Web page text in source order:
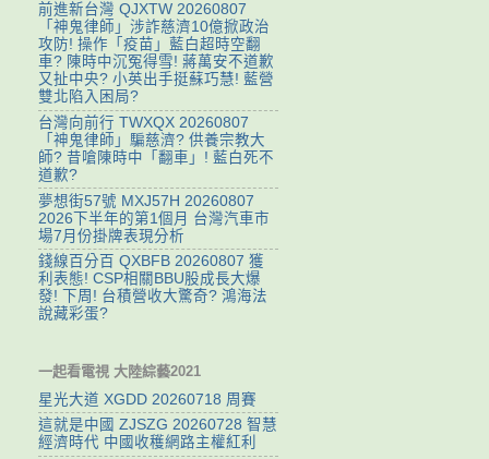
前進新台灣 QJXTW 20260807
「神鬼律師」涉詐慈濟10億掀政治
攻防! 操作「疫苗」藍白超時空翻
車? 陳時中沉冤得雪! 蔣萬安不道歉
又扯中央? 小英出手挺蘇巧慧! 藍營
雙北陷入困局?
台灣向前行 TWXQX 20260807
「神鬼律師」騙慈濟? 供養宗教大
師? 昔嗆陳時中「翻車」! 藍白死不
道歉?
夢想街57號 MXJ57H 20260807
2026下半年的第1個月 台灣汽車市
場7月份掛牌表現分析
錢線百分百 QXBFB 20260807 獲
利表態! CSP相關BBU股成長大爆
發! 下周! 台積營收大驚奇? 鴻海法
說藏彩蛋?
一起看電視 大陸綜藝2021
星光大道 XGDD 20260718 周賽
這就是中國 ZJSZG 20260728 智慧
經濟時代 中國收穫網路主權紅利